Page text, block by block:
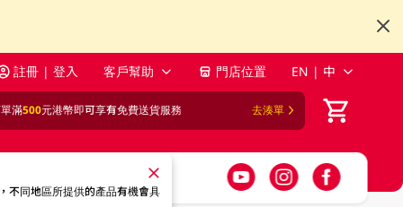
註冊 | 登入 客戶幫助 門店位置 EN | 中
滿500元港幣即可享有免費送貨服務 去湊單
不同地區所提供的產品有機會具